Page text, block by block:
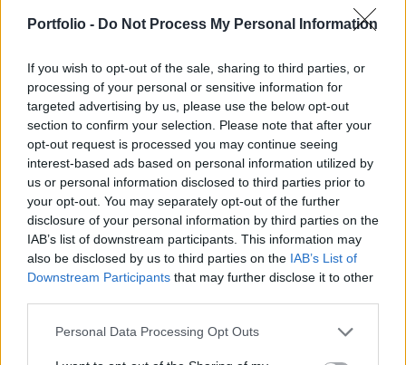
Portfolio - Do Not Process My Personal Information
If you wish to opt-out of the sale, sharing to third parties, or
processing of your personal or sensitive information for
targeted advertising by us, please use the below opt-out
section to confirm your selection. Please note that after your
opt-out request is processed you may continue seeing
interest-based ads based on personal information utilized by
us or personal information disclosed to third parties prior to
your opt-out. You may separately opt-out of the further
disclosure of your personal information by third parties on the
IAB’s list of downstream participants. This information may
also be disclosed by us to third parties on the IAB’s List of
Downstream Participants that may further disclose it to other
Personal Data Processing Opt Outs
jó labdarúgók. Körülöttük egy teljes stáb dolgozik
azon, hogy ők valóban arra koncentrálhassanak,
amihez értenek, a focihoz. Van más, aki az
erőnléttel, az étrenddel, a kommunikációval, az
üzleti ügyekkel vagy éppen a karrierépítéssel
foglalkozik.
Az innovációban ugyanez lenne az ideális. Egy
kutatónak vagy hallgatónak, akinek van egy jó ötlete,
nem feltétlenül kellene mindent egyedül
megoldania, pályázatot írni, adminisztrálni, pénzt
kezelni, elszámolni, piacot kutatni, partnereket
keresni és közben még a fejlesztést is végigvinni.
Közép-Kelet-Európában azonban sokszor még
mindig ez a logika működik. Pedig